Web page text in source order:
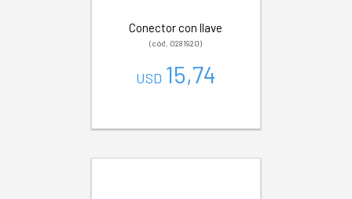
Conector con llave
(cód. 0281920)
USD 15,74